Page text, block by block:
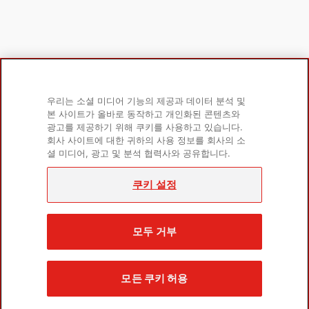
반려견용
반려묘용
자세히 알아보기
회사 소개
자주 묻는 질문
연구 라이브러리
연락하기
문의하기
우리는 소셜 미디어 기능의 제공과 데이터 분석 및
본 사이트가 올바로 동작하고 개인화된 콘텐츠와
광고를 제공하기 위해 쿠키를 사용하고 있습니다.
회사 사이트에 대한 귀하의 사용 정보를 회사의 소
셜 미디어, 광고 및 분석 협력사와 공유합니다.
쿠키 설정
모두 거부
모든 쿠키 허용